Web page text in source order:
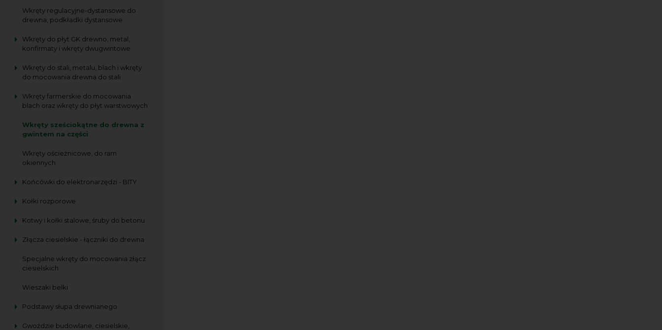
Wkręty regulacyjne-dystansowe do
drewna, podkładki dystansowe
Wkręty do płyt GK drewno, metal,
konfirmaty i wkręty dwugwintowe
Wkręty do stali, metalu, blach i wkręty
do mocowania drewna do stali
Wkręty farmerskie do mocowania
blach oraz wkręty do płyt warstwowych
Wkręty sześciokątne do drewna z
gwintem na części
Wkręty ościeżnicowe, do ram
okiennych
Końcówki do elektronarzędzi - BITY
Kołki rozporowe
Kotwy i kołki stalowe, śruby do betonu
Złącza ciesielskie - łączniki do drewna
Specjalne wkręty do mocowania złącz
ciesielskich
Wieszaki belki
Podstawy słupa drewnianego
Gwoździe budowlane, ciesielskie,